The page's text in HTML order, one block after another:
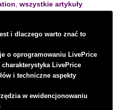
,wszystkie artykuły
i dlaczego warto znać to
o oprogramowaniu LivePrice
charakterystyka LivePrice
i techniczne aspekty
w ewidencjonowaniu